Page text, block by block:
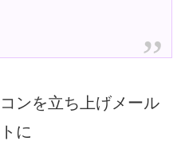
ンを立ち上げメール
に